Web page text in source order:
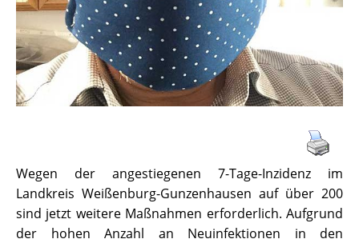
Wegen der angestiegenen 7-Tage-Inzidenz im
Landkreis Weißenburg-Gunzenhausen auf über 200
sind jetzt weitere Maßnahmen erforderlich. Aufgrund
der hohen Anzahl an Neuinfektionen in den